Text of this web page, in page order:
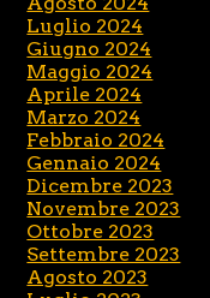
Luglio 2024
Giugno 2024
Maggio 2024
Aprile 2024
Marzo 2024
Febbraio 2024
Gennaio 2024
Dicembre 2023
Novembre 2023
Ottobre 2023
Settembre 2023
Agosto 2023